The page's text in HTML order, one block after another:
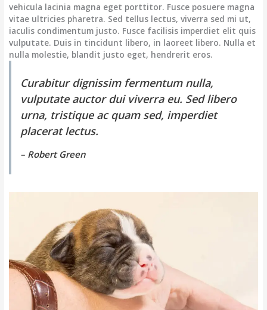
vehicula lacinia magna eget porttitor. Fusce posuere magna
vitae ultricies pharetra. Sed tellus lectus, viverra sed mi ut,
iaculis condimentum justo. Fusce facilisis imperdiet elit quis
vulputate. Duis in tincidunt libero, in laoreet libero. Nulla et
nulla molestie, blandit justo eget, hendrerit eros.
Curabitur dignissim fermentum nulla,
vulputate auctor dui viverra eu. Sed libero
urna, tristique ac quam sed, imperdiet
placerat lectus.
– Robert Green